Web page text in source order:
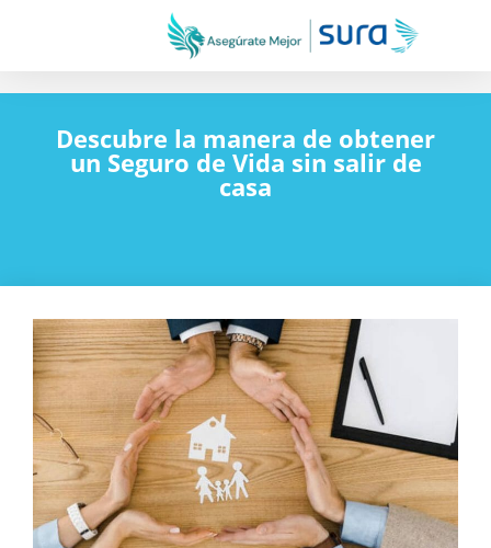
Descubre la manera de obtener
un Seguro de Vida sin salir de
casa